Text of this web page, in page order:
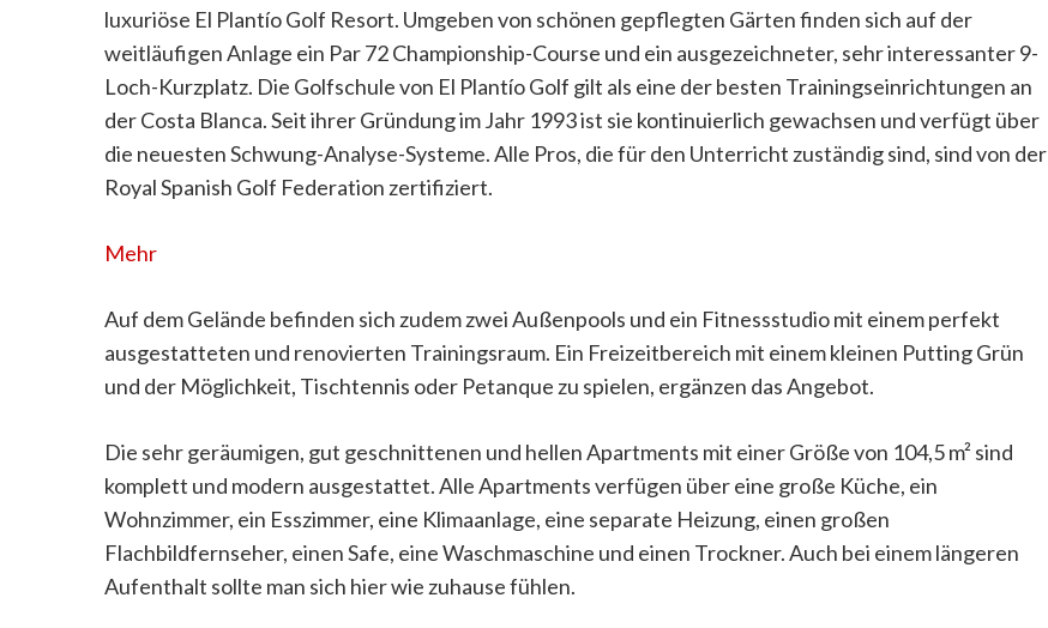
luxuriöse El Plantío Golf Resort. Umgeben von schönen gepflegten Gärten finden sich auf der
weitläufigen Anlage ein Par 72 Championship-Course und ein ausgezeichneter, sehr interessanter 9-
Loch-Kurzplatz. Die Golfschule von El Plantío Golf gilt als eine der besten Trainingseinrichtungen an
der Costa Blanca. Seit ihrer Gründung im Jahr 1993 ist sie kontinuierlich gewachsen und verfügt über
die neuesten Schwung-Analyse-Systeme. Alle Pros, die für den Unterricht zuständig sind, sind von der
Royal Spanish Golf Federation zertifiziert.
Mehr
Auf dem Gelände befinden sich zudem zwei Außenpools und ein Fitnessstudio mit einem perfekt
ausgestatteten und renovierten Trainingsraum. Ein Freizeitbereich mit einem kleinen Putting Grün
und der Möglichkeit, Tischtennis oder Petanque zu spielen, ergänzen das Angebot.
Die sehr geräumigen, gut geschnittenen und hellen Apartments mit einer Größe von 104,5 m² sind
komplett und modern ausgestattet. Alle Apartments verfügen über eine große Küche, ein
Wohnzimmer, ein Esszimmer, eine Klimaanlage, eine separate Heizung, einen großen
Flachbildfernseher, einen Safe, eine Waschmaschine und einen Trockner. Auch bei einem längeren
Aufenthalt sollte man sich hier wie zuhause fühlen.